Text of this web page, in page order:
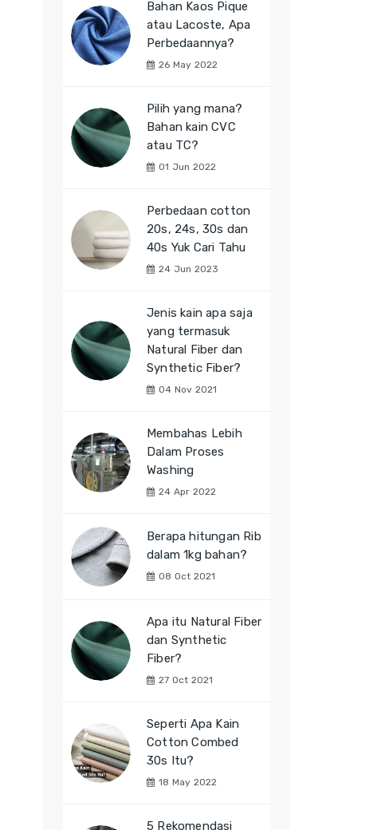
Bahan Kaos Pique
atau Lacoste, Apa
Perbedaannya?
26 May 2022
Pilih yang mana?
Bahan kain CVC
atau TC?
01 Jun 2022
Perbedaan cotton
20s, 24s, 30s dan
40s Yuk Cari Tahu
24 Jun 2023
Jenis kain apa saja
yang termasuk
Natural Fiber dan
Synthetic Fiber?
04 Nov 2021
Membahas Lebih
Dalam Proses
Washing
24 Apr 2022
Berapa hitungan Rib
dalam 1kg bahan?
08 Oct 2021
Apa itu Natural Fiber
dan Synthetic
Fiber?
27 Oct 2021
Seperti Apa Kain
Cotton Combed
30s Itu?
18 May 2022
5 Rekomendasi